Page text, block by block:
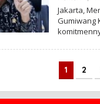
Jakarta,
Gumiwang
1 2